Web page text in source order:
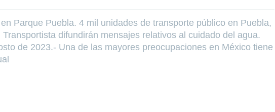
Parque Puebla. 4 mil unidades de transporte público en Puebla,
difundirán mensajes relativos al cuidado del agua.
de 2023.- Una de las mayores preocupaciones en México tiene